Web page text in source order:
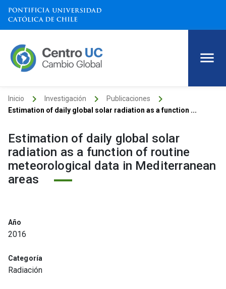
Inicio keyboard_arrow_right Investigación keyboard_arrow_right Publicaciones keyboard_arrow_right
Estimation of daily global solar radiation as a function ...
Estimation of daily global solar
radiation as a function of routine
meteorological data in Mediterranean
areas
Año
2016
Categoría
Radiación